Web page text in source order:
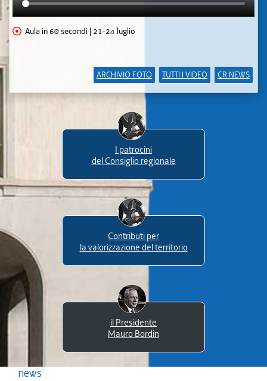
Aula in 60 secondi | 21-24 luglio
ARCHIVIO FOTO TUTTI I VIDEO CR NEWS
I patrocini
del Consiglio regionale
Contributi per
la valorizzazione del territorio
il Presidente
Mauro Bordin
News